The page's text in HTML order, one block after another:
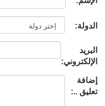
الدولة:
البريد
الإلكتروني:
إضافة
تعليق ..: